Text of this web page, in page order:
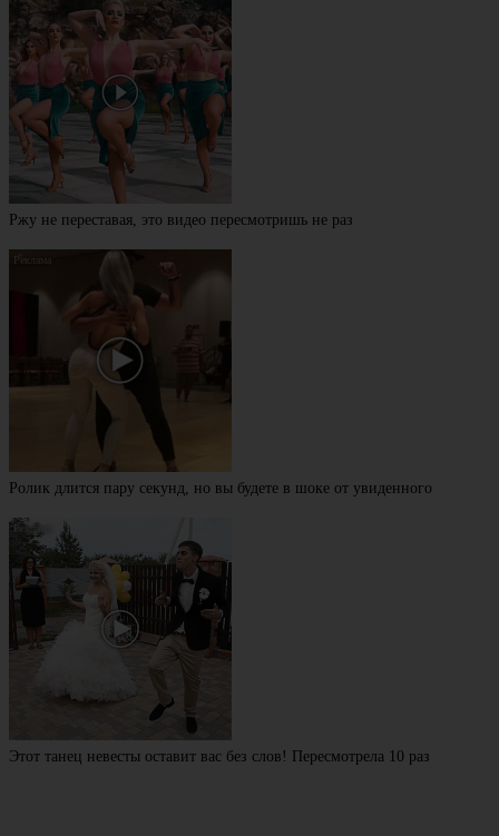
Ржу не переставая, это видео пересмотришь не раз
Ролик длится пару секунд, но вы будете в шоке от увиденного
Этот танец невесты оставит вас без слов! Пересмотрела 10 раз